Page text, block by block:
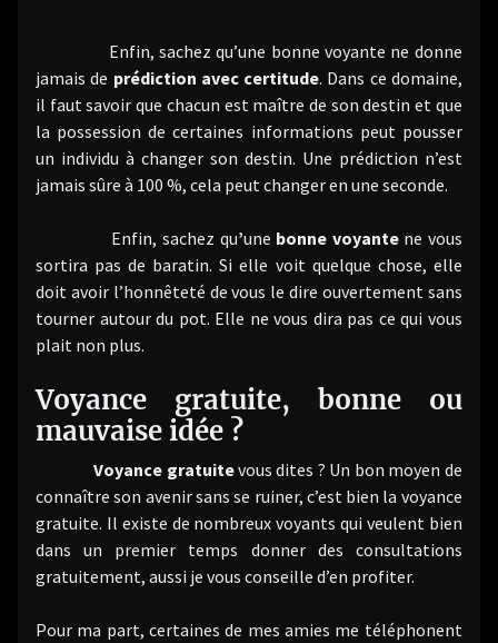
Enfin, sachez qu’une bonne voyante ne donne
jamais de prédiction avec certitude. Dans ce domaine,
il faut savoir que chacun est maître de son destin et que
la possession de certaines informations peut pousser
un individu à changer son destin. Une prédiction n’est
jamais sûre à 100 %, cela peut changer en une seconde.
Enfin, sachez qu’une bonne voyantene vous
sortira pas de baratin. Si elle voit quelque chose, elle
doit avoir l’honnêteté de vous le dire ouvertement sans
tourner autour du pot. Elle ne vous dira pas ce qui vous
plait non plus.
Voyance gratuite, bonne ou
mauvaise idée ?
Voyance gratuitevous dites ? Un bon moyen de
connaître son avenir sans se ruiner, c’est bien la voyance
gratuite. Il existe de nombreux voyants qui veulent bien
dans un premier temps donner des consultations
gratuitement, aussi je vous conseille d’en profiter.
Pour ma part, certaines de mes amies me téléphonent